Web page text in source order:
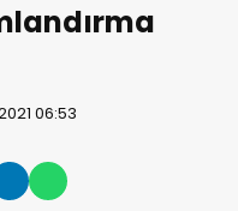
06:53